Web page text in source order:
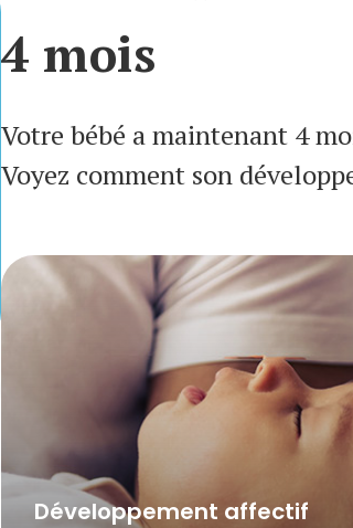
4 mois
Votre bébé a maintenant 4
Voyez comment son
Développement affectif